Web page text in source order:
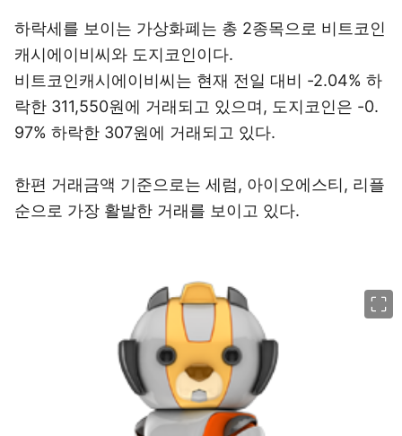
하락세를 보이는 가상화폐는 총 2종목으로 비트코인
캐시에이비씨와 도지코인이다.
비트코인캐시에이비씨는 현재 전일 대비 -2.04% 하
락한 311,550원에 거래되고 있으며, 도지코인은 -0.
97% 하락한 307원에 거래되고 있다.
한편 거래금액 기준으로는 세럼, 아이오에스티, 리플
순으로 가장 활발한 거래를 보이고 있다.